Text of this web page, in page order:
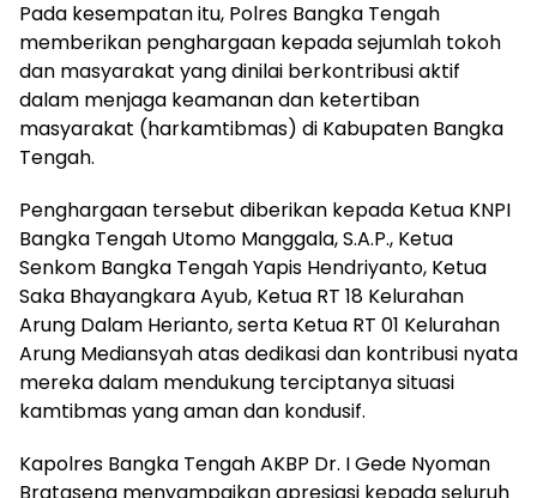
Pada kesempatan itu, Polres Bangka Tengah
memberikan penghargaan kepada sejumlah tokoh
dan masyarakat yang dinilai berkontribusi aktif
dalam menjaga keamanan dan ketertiban
masyarakat (harkamtibmas) di Kabupaten Bangka
Tengah.
Penghargaan tersebut diberikan kepada Ketua KNPI
Bangka Tengah Utomo Manggala, S.A.P., Ketua
Senkom Bangka Tengah Yapis Hendriyanto, Ketua
Saka Bhayangkara Ayub, Ketua RT 18 Kelurahan
Arung Dalam Herianto, serta Ketua RT 01 Kelurahan
Arung Mediansyah atas dedikasi dan kontribusi nyata
mereka dalam mendukung terciptanya situasi
kamtibmas yang aman dan kondusif.
Kapolres Bangka Tengah AKBP Dr. I Gede Nyoman